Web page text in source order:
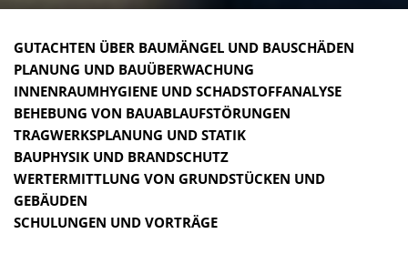
GUTACHTEN ÜBER BAU­MÄNGEL UND BAUSCHÄDEN
PLANUNG UND BAU­ÜBER­WACHUNG
INNEN­RAUM­HYGIENE UND SCHAD­STOFF­ANALYSE
BEHEBUNG VON BAU­ABLAUF­STÖRUNGEN
TRAGWERKS­PLANUNG UND STATIK
BAU­PHYSIK UND BRANDSCHUTZ
WERTERMITTLUNG VON GRUND­STÜCKEN UND
GEBÄUDEN
SCHULUNGEN UND VORTRÄGE